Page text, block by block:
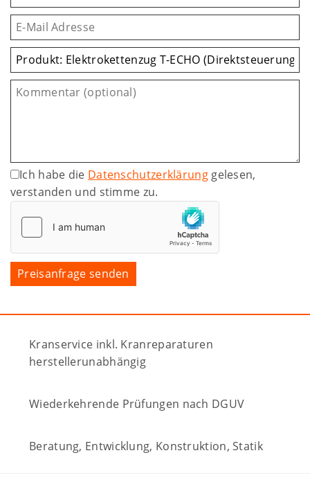
Ich habe die Datenschutzerklärunggelesen,
verstanden und stimme zu.
Kranservice inkl. Kranreparaturen
herstellerunabhängig
Wiederkehrende Prüfungen nach DGUV
Beratung, Entwicklung, Konstruktion, Statik